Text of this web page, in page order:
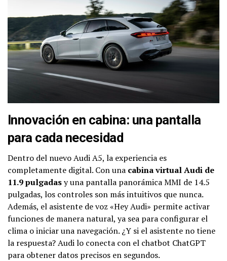
Innovación en cabina: una pantalla
para cada necesidad
Dentro del nuevo Audi A5, la experiencia es
completamente digital. Con una cabina virtual Audi de
11.9 pulgadasy una pantalla panorámica MMI de 14.5
pulgadas, los controles son más intuitivos que nunca.
Además, el asistente de voz «Hey Audi» permite activar
funciones de manera natural, ya sea para configurar el
clima o iniciar una navegación. ¿Y si el asistente no tiene
la respuesta? Audi lo conecta con el chatbot ChatGPT
para obtener datos precisos en segundos.